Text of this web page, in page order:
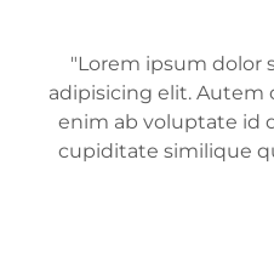
"Lorem ipsum dolor
adipisicing elit. Autem
enim ab voluptate id
cupiditate similique